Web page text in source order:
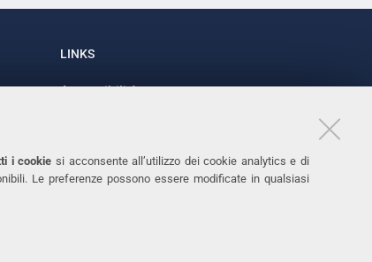
i cookie si acconsente all’utilizzo dei cookie analytics e di
Le preferenze possono essere modificate in qualsiasi
LINKS
Accessibilità
Cookies